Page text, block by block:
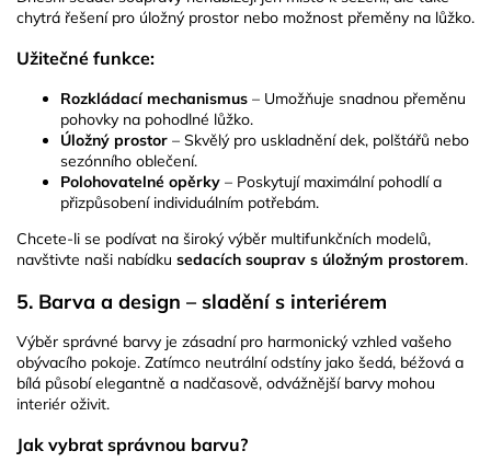
chytrá řešení pro úložný prostor nebo možnost přeměny na lůžko.
Užitečné funkce:
Rozkládací mechanismus – Umožňuje snadnou přeměnu
pohovky na pohodlné lůžko.
Úložný prostor – Skvělý pro uskladnění dek, polštářů nebo
sezónního oblečení.
Polohovatelné opěrky – Poskytují maximální pohodlí a
přizpůsobení individuálním potřebám.
Chcete-li se podívat na široký výběr multifunkčních modelů,
navštivte naši nabídku sedacích souprav s úložným prostorem.
5. Barva a design – sladění s interiérem
Výběr správné barvy je zásadní pro harmonický vzhled vašeho
obývacího pokoje. Zatímco neutrální odstíny jako šedá, béžová a
bílá působí elegantně a nadčasově, odvážnější barvy mohou
interiér oživit.
Jak vybrat správnou barvu?